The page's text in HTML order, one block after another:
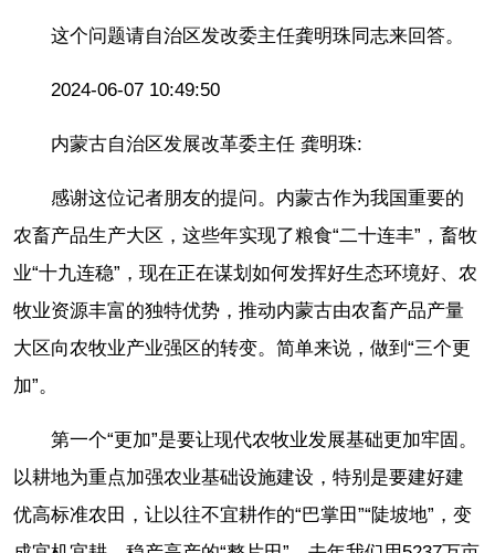
这个问题请自治区发改委主任龚明珠同志来回答。
2024-06-07 10:49:50
内蒙古自治区发展改革委主任 龚明珠:
感谢这位记者朋友的提问。内蒙古作为我国重要的
农畜产品生产大区，这些年实现了粮食“二十连丰”，畜牧
业“十九连稳”，现在正在谋划如何发挥好生态环境好、农
牧业资源丰富的独特优势，推动内蒙古由农畜产品产量
大区向农牧业产业强区的转变。简单来说，做到“三个更
加”。
第一个“更加”是要让现代农牧业发展基础更加牢固。
以耕地为重点加强农业基础设施建设，特别是要建好建
优高标准农田，让以往不宜耕作的“巴掌田”“陡坡地”，变